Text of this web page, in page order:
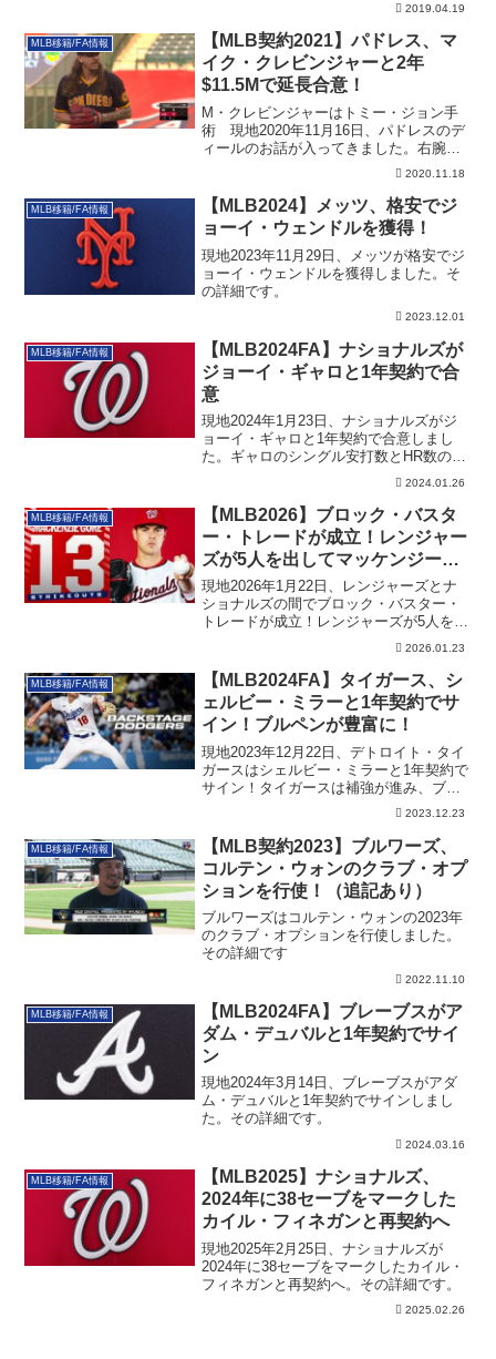
2019.04.19
MLB移籍/FA情報
【MLB契約2021】パドレス、マ
イク・クレビンジャーと2年
$11.5Mで延長合意！
M・クレビンジャーはトミー・ジョン手
術 現地2020年11月16日、パドレスのデ
ィールのお話が入ってきました。右腕の
2020.11.18
MLB移籍/FA情報
【MLB2024】メッツ、格安でジ
ョーイ・ウェンドルを獲得！
現地2023年11月29日、メッツが格安でジ
ョーイ・ウェンドルを獲得しました。そ
の詳細です。
2023.12.01
MLB移籍/FA情報
【MLB2024FA】ナショナルズが
ジョーイ・ギャロと1年契約で合
意
現地2024年1月23日、ナショナルズがジ
ョーイ・ギャロと1年契約で合意しまし
た。ギャロのシングル安打数とHR数の今
日っこうなど、詳細を記載しています。
2024.01.26
MLB移籍/FA情報
【MLB2026】ブロック・バスタ
ー・トレードが成立！レンジャー
ズが5人を出してマッケンジー・
ゴアを獲得
現地2026年1月22日、レンジャーズとナ
ショナルズの間でブロック・バスター・
トレードが成立！レンジャーズが5人を出
してマッケンジー・ゴアを獲得しており
2026.01.23
MLB移籍/FA情報
【MLB2024FA】タイガース、シ
ェルビー・ミラーと1年契約でサ
イン！ブルペンが豊富に！
現地2023年12月22日、デトロイト・タイ
ガースはシェルビー・ミラーと1年契約で
サイン！タイガースは補強が進み、ブル
ペンが豊富に！その詳細です。 2023.12.23
MLB移籍/FA情報
【MLB契約2023】ブルワーズ、
コルテン・ウォンのクラブ・オプ
ションを行使！（追記あり）
ブルワーズはコルテン・ウォンの2023年
のクラブ・オプションを行使しました。
その詳細です
2022.11.10
MLB移籍/FA情報
【MLB2024FA】ブレーブスがア
ダム・デュバルと1年契約でサイ
ン
現地2024年3月14日、ブレーブスがアダ
ム・デュバルと1年契約でサインしまし
た。その詳細です。
2024.03.16
MLB移籍/FA情報
【MLB2025】ナショナルズ、
2024年に38セーブをマークした
カイル・フィネガンと再契約へ
現地2025年2月25日、ナショナルズが
2024年に38セーブをマークしたカイル・
フィネガンと再契約へ。その詳細です。
2025.02.26